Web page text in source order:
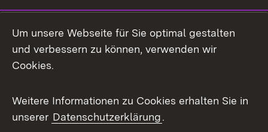
Facebook
X / Twitter
Youtube
Um unsere Webseite für Sie optimal gestalten
und verbessern zu können, verwenden wir
Cookies.
Weitere Informationen zu Cookies erhalten Sie in
unserer Datenschutzerklärung.